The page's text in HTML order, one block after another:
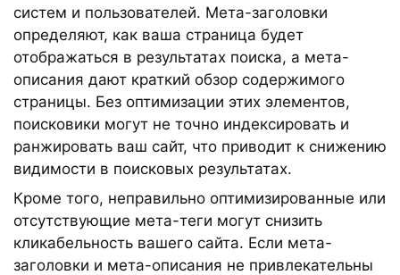
систем и пользователей. Мета-заголовки
определяют, как ваша страница будет
отображаться в результатах поиска, а мета-
описания дают краткий обзор содержимого
страницы. Без оптимизации этих элементов,
поисковики могут не точно индексировать и
ранжировать ваш сайт, что приводит к снижению
видимости в поисковых результатах.
Кроме того, неправильно оптимизированные или
отсутствующие мета-теги могут снизить
кликабельность вашего сайта. Если мета-
заголовки и мета-описания не привлекательны